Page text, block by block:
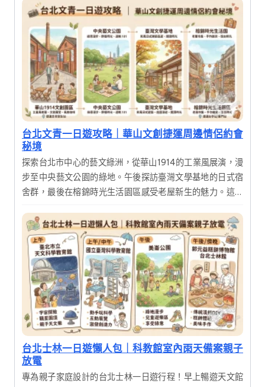
台北文青一日遊攻略｜華山文創捷運周邊情侶約會
秘境
探索台北市中心的藝文綠洲，從華山1914的工業風展演，漫
步至中央藝文公園的綠地。午後探訪臺灣文學基地的日式宿
舍群，最後在榕錦時光生活園區感受老屋新生的魅力。這是
愛攝影與慢活氛圍的旅人。
台北士林一日遊懶人包｜科教館室內雨天備案親子
放電
專為親子家庭設計的台北士林一日遊行程！早上暢遊天文館